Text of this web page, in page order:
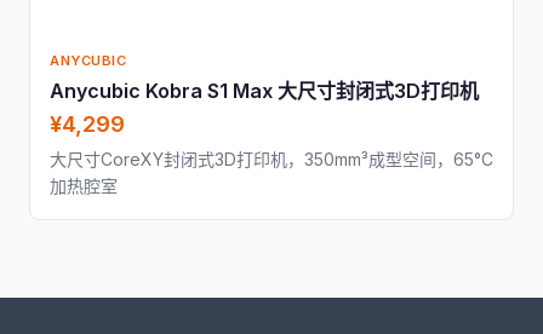
ANYCUBIC
Anycubic Kobra S1 Max 大尺寸封闭式3D打印机
¥4,299
大尺寸CoreXY封闭式3D打印机，350mm³成型空间，65°C
加热腔室